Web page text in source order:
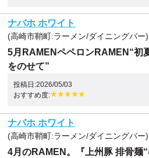
ナバホ ホワイト
(高崎市鞘町:ラーメン/ダイニングバー)
5月RAMENペペロンRAMEN“初
をのせて”
投稿日:2026/05/03
おすすめ度:
ナバホ ホワイト
(高崎市鞘町:ラーメン/ダイニングバー)
4月のRAMEN。『上州豚 排骨麺